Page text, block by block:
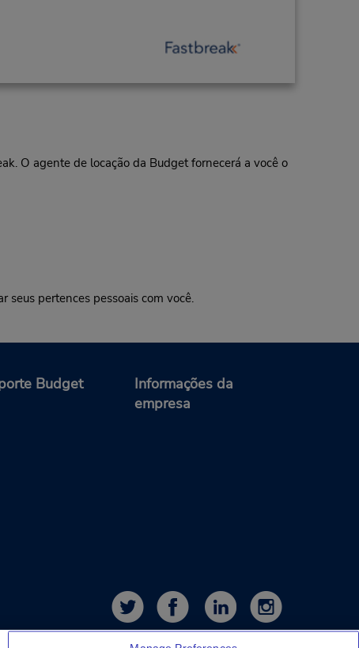
O agente de locação da Budget fornecerá a você o
seus pertences pessoais com você.
Budget
Informações da
empresa